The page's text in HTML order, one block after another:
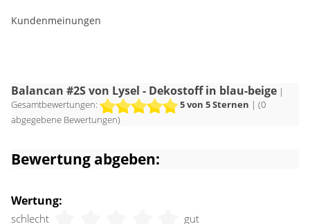
Kundenmeinungen
Balancan #2S von Lysel - Dekostoff in blau-beige|
Gesamtbewertungen:
5von 5 Sternen | (0
abgegebene Bewertungen)
Bewertung abgeben:
Wertung:
schlecht gut